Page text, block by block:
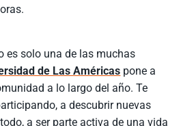
es solo una de las muchas
de Las Américas pone a
a lo largo del año. Te
a descubrir nuevas
a ser parte activa de una vida